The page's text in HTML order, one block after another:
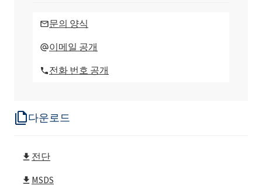
다운로드
전단
MSDS
문의 양식
이메일 공개
전화 번호 공개